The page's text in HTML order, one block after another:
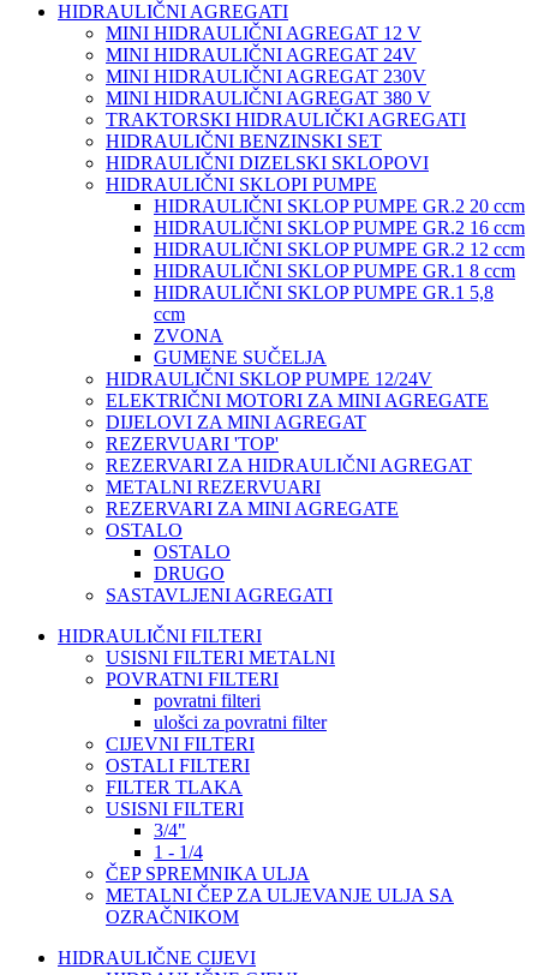
HIDRAULIČNI AGREGATI
MINI HIDRAULIČNI AGREGAT 12 V
MINI HIDRAULIČNI AGREGAT 24V
MINI HIDRAULIČNI AGREGAT 230V
MINI HIDRAULIČNI AGREGAT 380 V
TRAKTORSKI HIDRAULIČKI AGREGATI
HIDRAULIČNI BENZINSKI SET
HIDRAULIČNI DIZELSKI SKLOPOVI
HIDRAULIČNI SKLOPI PUMPE
HIDRAULIČNI SKLOP PUMPE GR.2 20 ccm
HIDRAULIČNI SKLOP PUMPE GR.2 16 ccm
HIDRAULIČNI SKLOP PUMPE GR.2 12 ccm
HIDRAULIČNI SKLOP PUMPE GR.1 8 ccm
HIDRAULIČNI SKLOP PUMPE GR.1 5,8
ccm
ZVONA
GUMENE SUČELJA
HIDRAULIČNI SKLOP PUMPE 12/24V
ELEKTRIČNI MOTORI ZA MINI AGREGATE
DIJELOVI ZA MINI AGREGAT
REZERVUARI 'TOP'
REZERVARI ZA HIDRAULIČNI AGREGAT
METALNI REZERVUARI
REZERVARI ZA MINI AGREGATE
OSTALO
OSTALO
DRUGO
SASTAVLJENI AGREGATI
HIDRAULIČNI FILTERI
USISNI FILTERI METALNI
POVRATNI FILTERI
povratni filteri
ulošci za povratni filter
CIJEVNI FILTERI
OSTALI FILTERI
FILTER TLAKA
USISNI FILTERI
3/4"
1 - 1/4
ČEP SPREMNIKA ULJA
METALNI ČEP ZA ULJEVANJE ULJA SA
OZRAČNIKOM
HIDRAULIČNE CIJEVI